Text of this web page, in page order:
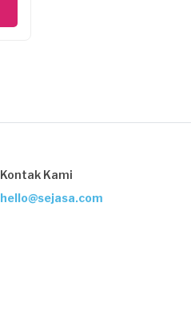
Kontak Kami
hello@sejasa.com